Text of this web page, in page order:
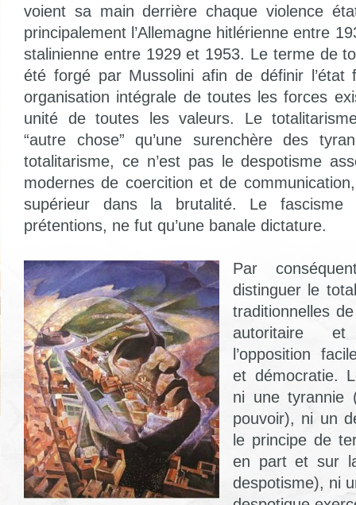
voient sa main derrière chaque violence
principalement l’Allemagne hitlérienne entre
stalinienne entre 1929 et 1953. Le terme de
été forgé par Mussolini afin de définir l’état
organisation intégrale de toutes les forces
unité de toutes les valeurs. Le
“autre chose” qu’une surenchère des
totalitarisme, ce n’est pas le despotisme
modernes de coercition et de
supérieur dans la brutalité. Le fascisme
prétentions, ne fut qu’une banale dictature.
Par
distinguer le
traditionnelles
autoritaire
l’opposition
et démocratie.
ni une
pouvoir), ni un
le principe de
en part et sur
despotisme), ni